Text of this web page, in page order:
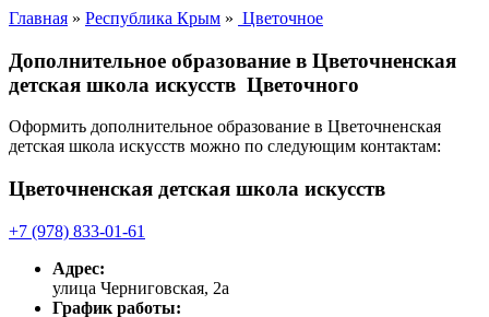
Главная » Республика Крым » Цветочное
Дополнительное образование в Цветочненская
детская школа искусств Цветочного
Оформить дополнительное образование в Цветочненская
детская школа искусств можно по следующим контактам:
Цветочненская детская школа искусств
+7 (978) 833-01-61
Адрес:
улица Черниговская, 2а
График работы: